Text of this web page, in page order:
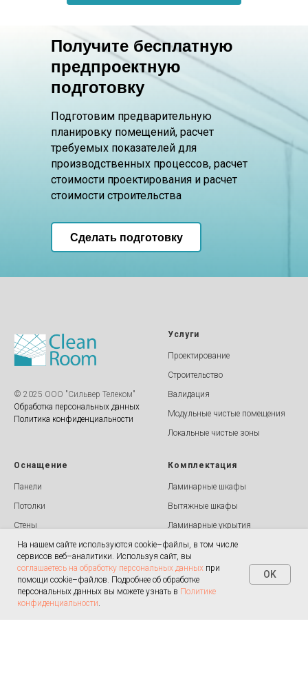
На нашем сайте используются cookie–файлы, в том числе
сервисов веб–аналитики. Используя сайт, вы
соглашаетесь на обработку персональных данных при
помощи cookie–файлов. Подробнее об обработке
персональных данных вы можете узнать в Политике
конфиденциальности.
OK
Получите бесплатную
предпроектную
подготовку
Подготовим предварительную
планировку помещений, расчет
требуемых показателей для
производственных процессов, расчет
стоимости проектирования и расчет
стоимости строительства
Сделать подготовку
© 2025 ООО "Cильвер Телеком"
Обработка персональных данных
Политика конфиденциальности
Услуги
Проектирование
Строительство
Валидация
Модульные чистые помещения
Локальные чистые зоны
Оснащение
Панели
Потолки
Стены
Полы
Двери
Вентиляция и фильтры
Светильники
Комплектация
Ламинарные шкафы
Вытяжные шкафы
Ламинарные укрытия
Воздушные шлюзы
Камеры дезинфекции
Стерилизаторы воздуха